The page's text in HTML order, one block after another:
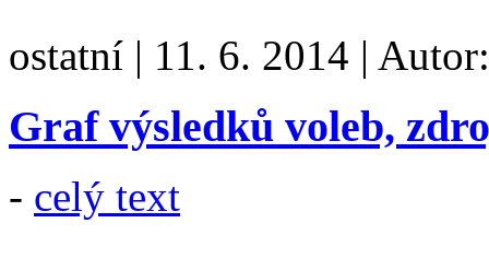
ostatní | 11. 6. 2014 |
Graf výsledků voleb,
- celý text